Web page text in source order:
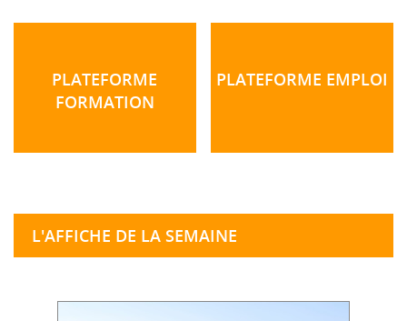
PLATEFORME
FORMATION
PLATEFORME EMPLOI
L'AFFICHE DE LA SEMAINE